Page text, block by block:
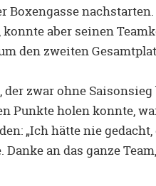
Boxengasse
konnte aber seinen
den zweiten
der zwar ohne
Punkte holen konnte,
„Ich hätte nie
Danke an das ganze